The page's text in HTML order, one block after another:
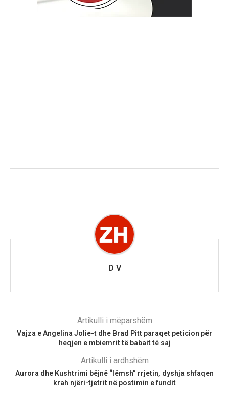
D V
Artikulli i mëparshëm
Vajza e Angelina Jolie-t dhe Brad Pitt paraqet peticion për
heqjen e mbiemrit të babait të saj
Artikulli i ardhshëm
Aurora dhe Kushtrimi bëjnë “lëmsh” rrjetin, dyshja shfaqen
krah njëri-tjetrit në postimin e fundit